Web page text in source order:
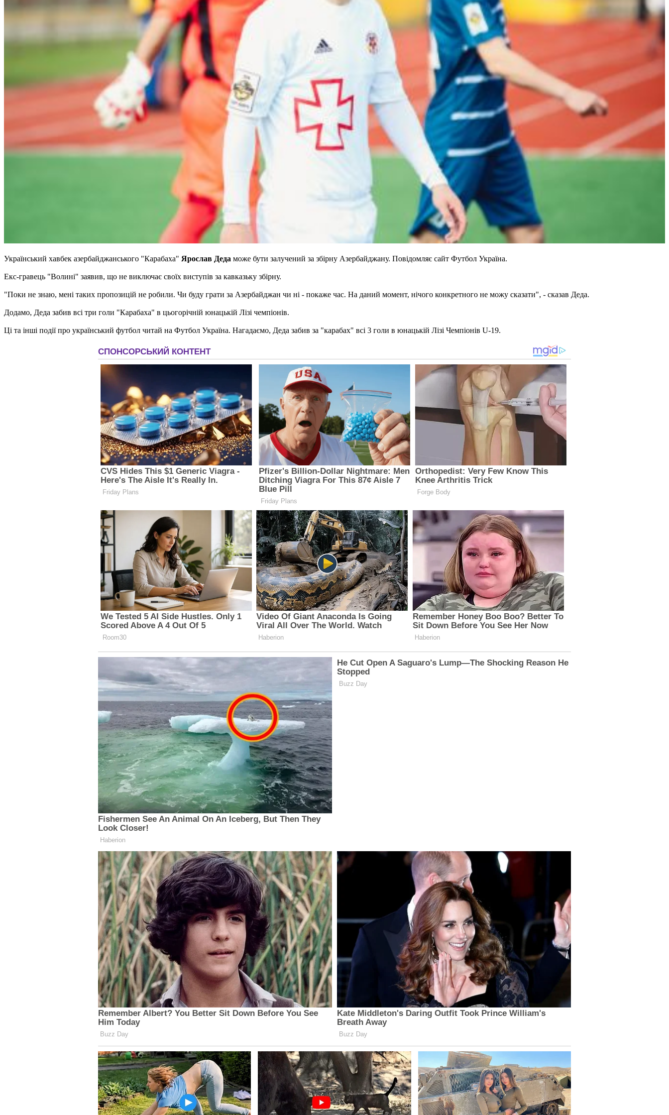
Український хавбек азербайджанського "Карабаха" Ярослав Деда може бути залучений за збірну Азербайджану. Повідомляє сайт Футбол Україна.
Екс-гравець "Волині" заявив, що не виключає своїх виступів за кавказьку збірну.
"Поки не знаю, мені таких пропозицій не робили. Чи буду грати за Азербайджан чи ні - покаже час. На даний момент, нічого конкретного не можу сказати", - сказав Деда.
Додамо, Деда забив всі три голи "Карабаха" в цьогорічній юнацькій Лізі чемпіонів.
Ці та інші події про український футбол читай на Футбол Україна. Нагадаємо, Деда забив за "карабах" всі 3 голи в юнацькій Лізі Чемпіонів U-19.